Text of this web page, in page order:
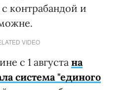
контрабандой и
VIDEO
с 1 августа на
система "единого